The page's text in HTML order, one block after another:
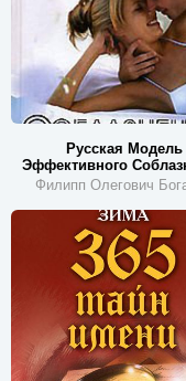
Русская Модель
Эффективного
Филипп Олегович